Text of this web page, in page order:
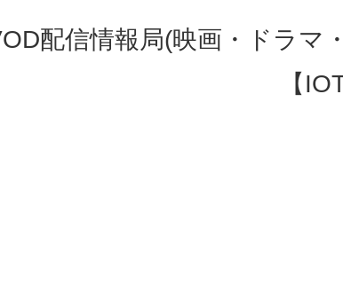
配信情報局(映画・ドラマ
【